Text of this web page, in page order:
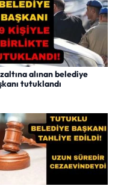
alınan belediye
tutuklandı